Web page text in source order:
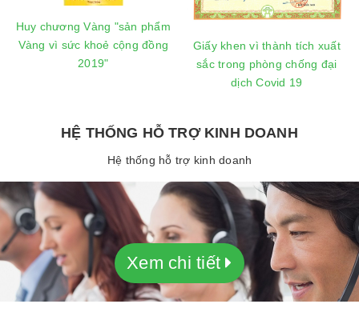
Huy chương Vàng "sản phẩm
Vàng vì sức khoẻ cộng đồng
2019"
Giấy khen vì thành tích xuất
sắc trong phòng chống đại
dịch Covid 19
HỆ THỐNG HỖ TRỢ KINH DOANH
Hệ thống hỗ trợ kinh doanh
Xem chi tiết